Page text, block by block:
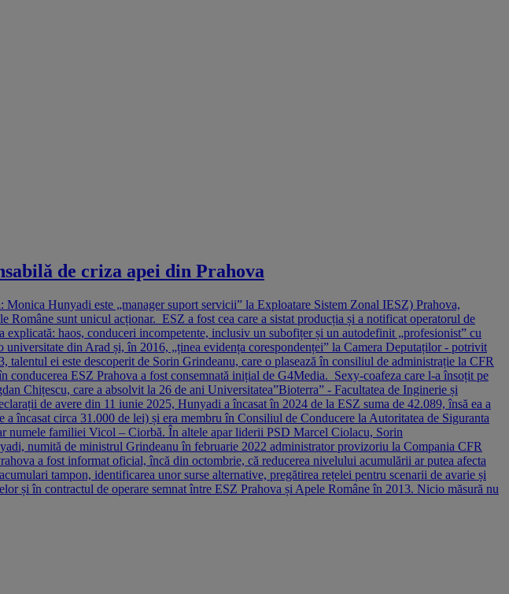
de criza apei din Prahova
Hunyadi este „manager suport servicii” la Exploatare Sistem Zonal IESZ) Prahova,
sunt unicul acționar. ESZ a fost cea care a sistat producția și a notificat operatorul de
haos, conduceri incompetente, inclusiv un subofițer și un autodefinit „profesionist” cu
din Arad și, în 2016, „ținea evidența corespondenței” la Camera Deputaților - potrivit
ei este descoperit de Sorin Grindeanu, care o plasează în consiliul de administrație la CFR
ESZ Prahova a fost consemnată inițial de G4Media. Sexy-coafeza care l-a însoțit pe
Chițescu, care a absolvit la 26 de ani Universitatea”Bioterra” - Facultatea de Inginerie și
de avere din 11 iunie 2025, Hunyadi a încasat în 2024 de la ESZ suma de 42.089, însă ea a
încasat circa 31.000 de lei) și era membru în Consiliul de Conducere la Autoritatea de Siguranta
numele familiei Vicol – Ciorbă. În altele apar liderii PSD Marcel Ciolacu, Sorin
numită de ministrul Grindeanu în februarie 2022 administrator provizoriu la Compania CFR
a fost informat oficial, încă din octombrie, că reducerea nivelului acumulării ar putea afecta
tampon, identificarea unor surse alternative, pregătirea rețelei pentru scenarii de avarie și
și în contractul de operare semnat între ESZ Prahova și Apele Române în 2013. Nicio măsură nu